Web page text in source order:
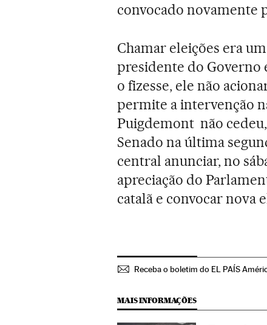
convocado novamente
Chamar eleições era
presidente do Governo
o fizesse, ele não
permite a intervenção
Puigdemont não cedeu,
Senado na última
central anunciar, no
apreciação do
catalã e convocar nova
Receba o boletim do EL PAÍS
MAIS INFORMAÇÕES